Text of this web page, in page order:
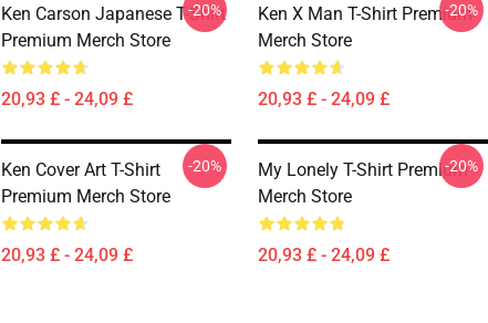
Ken Carson Japanese T-Shirt
Premium Merch Store
20,93 £ - 24,09 £
-20%
Ken X Man T-Shirt Premium
Merch Store
20,93 £ - 24,09 £
-20%
Ken Cover Art T-Shirt
Premium Merch Store
20,93 £ - 24,09 £
-20%
My Lonely T-Shirt Premium
Merch Store
20,93 £ - 24,09 £
-20%